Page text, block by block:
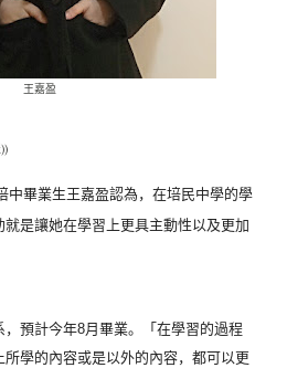
王嘉盈
中畢業生王嘉盈認為， 在培民中學的學
就是讓她在學習上更具主動性以及更加
預計今年8月畢業。「 在學習的過程
學的內容或是以外的內容， 都可以更